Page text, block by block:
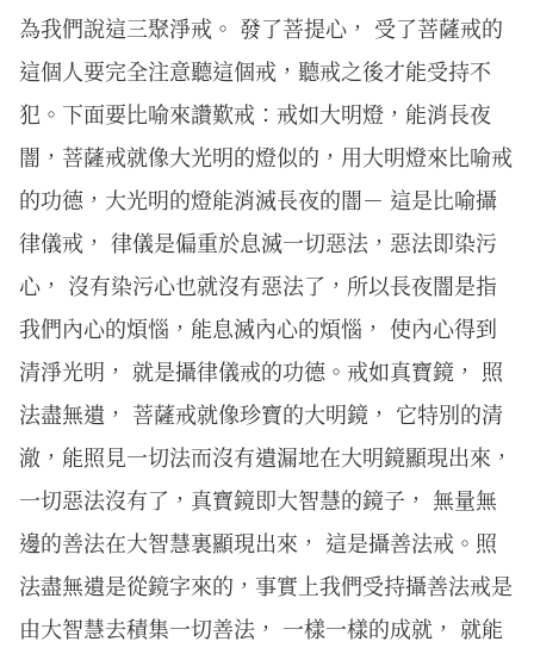
為我們說這三聚淨戒。 發了菩提心， 受了菩薩戒的
這個人要完全注意聽這個戒，聽戒之後才能受持不
犯。下面要比喻來讚歎戒：戒如大明燈，能消長夜
闇，菩薩戒就像大光明的燈似的，用大明燈來比喻戒
的功德，大光明的燈能消滅長夜的闇－ 這是比喻攝
律儀戒， 律儀是偏重於息滅一切惡法，惡法即染污
心， 沒有染污心也就沒有惡法了，所以長夜闇是指
我們內心的煩惱，能息滅內心的煩惱， 使內心得到
清淨光明， 就是攝律儀戒的功德。戒如真寶鏡， 照
法盡無遺， 菩薩戒就像珍寶的大明鏡， 它特別的清
澈，能照見一切法而沒有遺漏地在大明鏡顯現出來，
一切惡法沒有了，真寶鏡即大智慧的鏡子， 無量無
邊的善法在大智慧裏顯現出來， 這是攝善法戒。照
法盡無遺是從鏡字來的，事實上我們受持攝善法戒是
由大智慧去積集一切善法， 一樣一樣的成就， 就能